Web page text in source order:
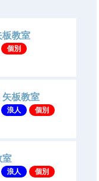
板教室
個別
矢板教室
浪人
個別
室
浪人
個別